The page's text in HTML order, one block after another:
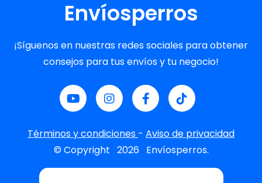
Envíosperros
¡Síguenos en nuestras redes sociales para obtener
consejos para tus envíos y tu negocio!
Términos y condiciones - Aviso de privacidad
© Copyright 2026 Envíosperros.